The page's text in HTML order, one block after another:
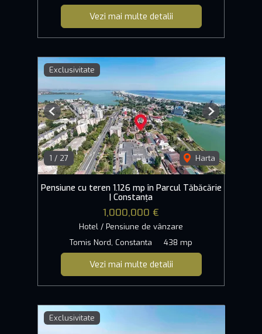
Vezi mai multe detalii
Exclusivitate
1 / 27 Harta
Previous Next
Pensiune cu teren 1.126 mp în Parcul Tăbăcărie
| Constanța
1,000,000 €
Hotel / Pensiune de vânzare
Tomis Nord, Constanta
438 mp
Vezi mai multe detalii
Exclusivitate